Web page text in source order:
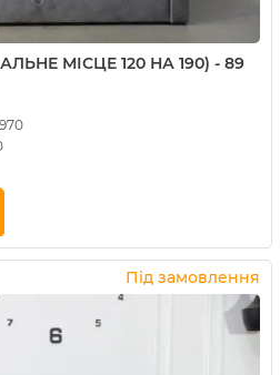
МІСЦЕ 120 НА 190) - 89
Під замовлення